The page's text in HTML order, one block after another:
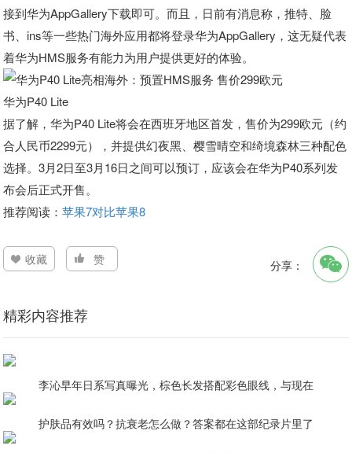
接到华为AppGallery下载即可。而且，日前有消息称，推特、脸
书、ins等一些热门海外应用都将登录华为AppGallery，这无疑代表
着华为HMS服务有能力为用户提供更好的体验。
华为P40 Lite
据了解，华为P40 Lite将会在西班牙地区首发，售价为299欧元（约
合人民币2299元），并提供幻夜黑、樱雪晴空和绮境森林三种配色
选择。3月2日至3月16日之间可以预订，应该会在华为P40系列发
布会后正式开售。
推荐阅读：苹果7对比苹果8
收藏 赞 分享：
精彩内容推荐
李沁早年日系写真曝光，棕色长发搭配彩色眼线，与现在
护肤品有效吗？抗衰老怎么做？答案都在这部纪录片里了